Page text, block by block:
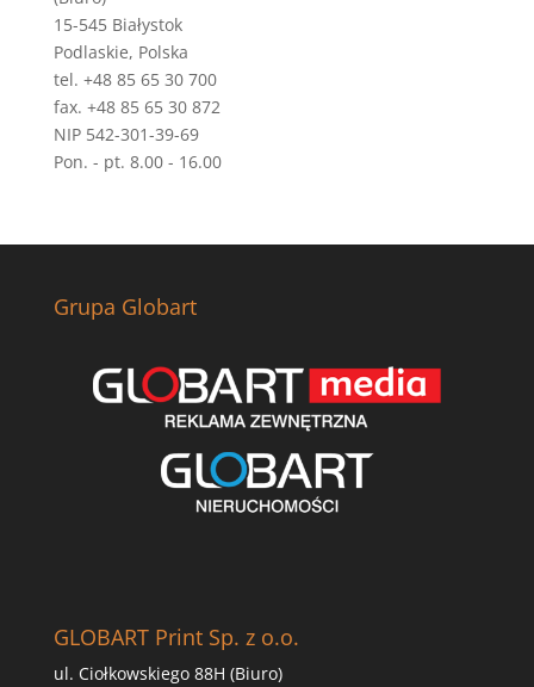
15-545 Białystok
Podlaskie, Polska
tel. +48 85 65 30 700
fax. +48 85 65 30 872
NIP 542-301-39-69
Pon. - pt. 8.00 - 16.00
Grupa Globart
GLOBART Print Sp. z o.o.
ul. Ciołkowskiego 88H (Biuro)